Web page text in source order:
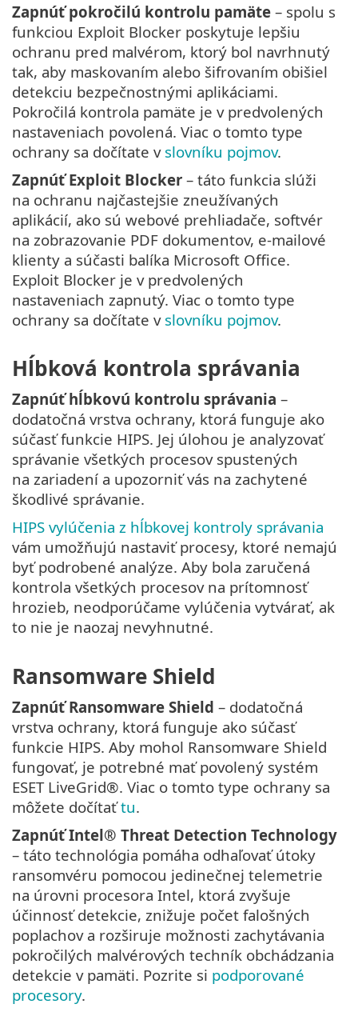
Zapnúť pokročilú kontrolu pamäte – spolu s
funkciou Exploit Blocker poskytuje lepšiu
ochranu pred malvérom, ktorý bol navrhnutý
tak, aby maskovaním alebo šifrovaním obišiel
detekciu bezpečnostnými aplikáciami.
Pokročilá kontrola pamäte je v predvolených
nastaveniach povolená. Viac o tomto type
ochrany sa dočítate v slovníku pojmov.
Zapnúť Exploit Blocker – táto funkcia slúži
na ochranu najčastejšie zneužívaných
aplikácií, ako sú webové prehliadače, softvér
na zobrazovanie PDF dokumentov, e‑mailové
klienty a súčasti balíka Microsoft Office.
Exploit Blocker je v predvolených
nastaveniach zapnutý. Viac o tomto type
ochrany sa dočítate v slovníku pojmov.
Hĺbková kontrola správania
Zapnúť hĺbkovú kontrolu správania –
dodatočná vrstva ochrany, ktorá funguje ako
súčasť funkcie HIPS. Jej úlohou je analyzovať
správanie všetkých procesov spustených
na zariadení a upozorniť vás na zachytené
škodlivé správanie.
HIPS vylúčenia z hĺbkovej kontroly správania
vám umožňujú nastaviť procesy, ktoré nemajú
byť podrobené analýze. Aby bola zaručená
kontrola všetkých procesov na prítomnosť
hrozieb, neodporúčame vylúčenia vytvárať, ak
to nie je naozaj nevyhnutné.
Ransomware Shield
Zapnúť Ransomware Shield – dodatočná
vrstva ochrany, ktorá funguje ako súčasť
funkcie HIPS. Aby mohol Ransomware Shield
fungovať, je potrebné mať povolený systém
ESET LiveGrid®. Viac o tomto type ochrany sa
môžete dočítaťtu.
Zapnúť Intel® Threat Detection Technology
– táto technológia pomáha odhaľovať útoky
ransomvéru pomocou jedinečnej telemetrie
na úrovni procesora Intel, ktorá zvyšuje
účinnosť detekcie, znižuje počet falošných
poplachov a rozširuje možnosti zachytávania
pokročilých malvérových techník obchádzania
detekcie v pamäti. Pozrite si podporované
procesory.